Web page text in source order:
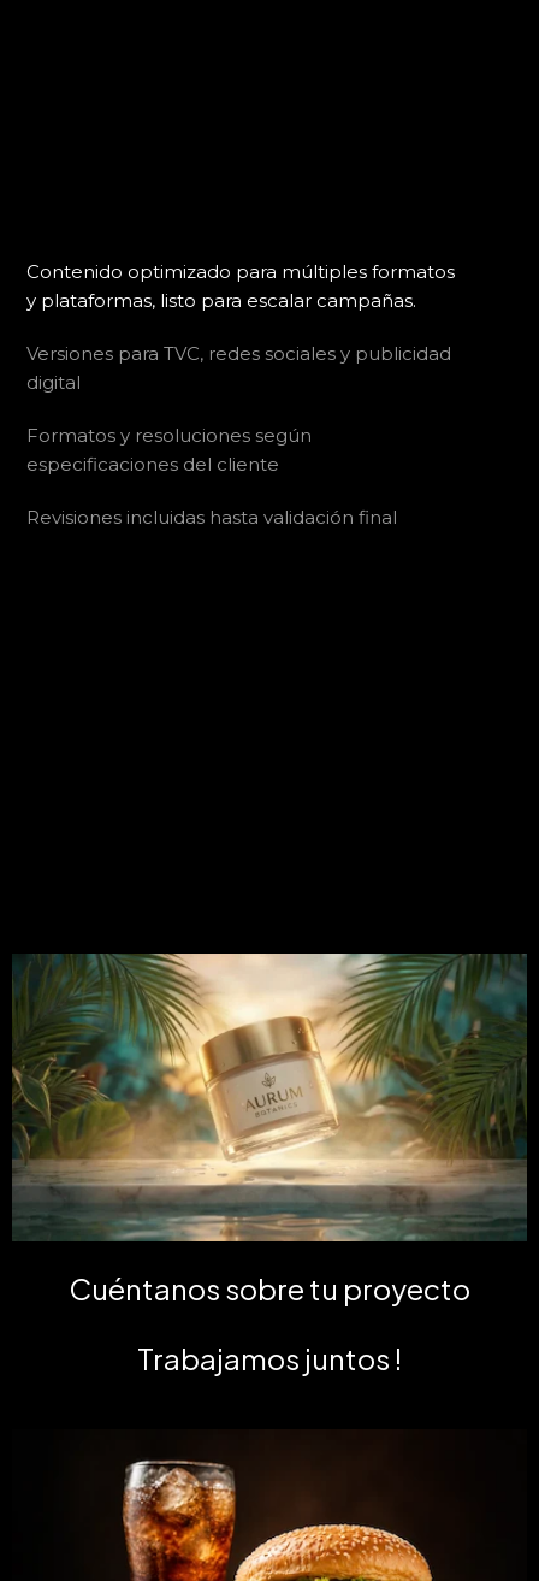
Contenido optimizado para múltiples formatos
y plataformas, listo para escalar campañas.
Versiones para TVC, redes sociales y publicidad
digital
Formatos y resoluciones según
especificaciones del cliente
Revisiones incluidas hasta validación final
Cuéntanos sobre tu proyecto
Trabajamos juntos !